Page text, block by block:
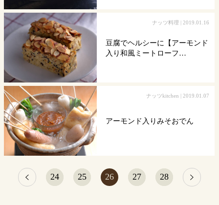
ナッツ料理 | 2019.01.16
豆腐でヘルシーに【アーモンド
入り和風ミートローフ…
ナッツkitchen | 2019.01.07
アーモンド入りみそおでん
24 25 26 27 28